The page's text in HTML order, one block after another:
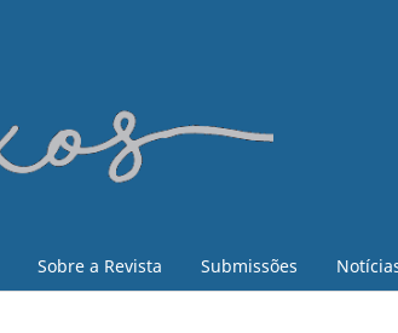
Sobre a Revista Submissões